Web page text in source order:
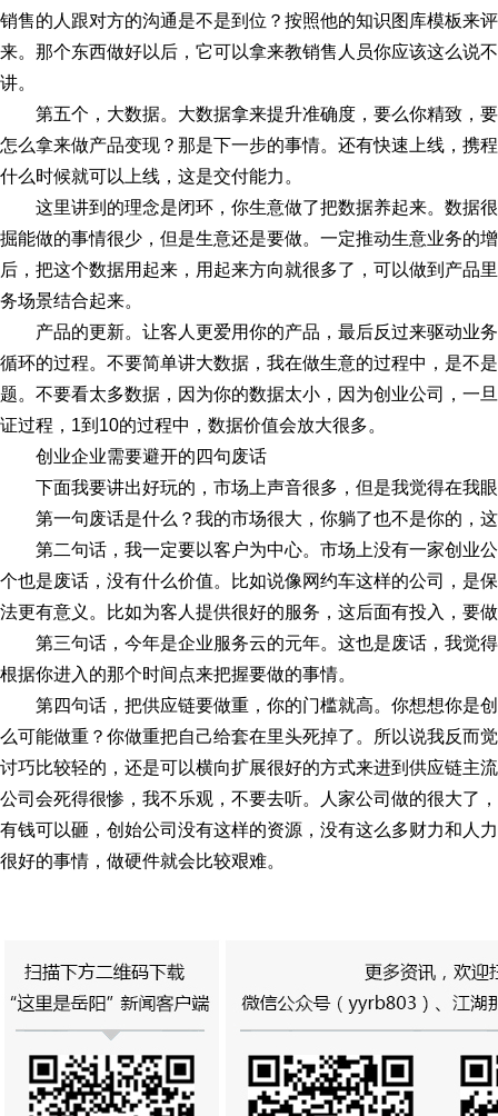
销售的人跟对方的沟通是不是到位？按照他的知识图库模板来
来。那个东西做好以后，它可以拿来教销售人员你应该这么说
讲。
第五个，大数据。大数据拿来提升准确度，要么你精致，
怎么拿来做产品变现？那是下一步的事情。还有快速上线，携
什么时候就可以上线，这是交付能力。
这里讲到的理念是闭环，你生意做了把数据养起来。数据
掘能做的事情很少，但是生意还是要做。一定推动生意业务的
后，把这个数据用起来，用起来方向就很多了，可以做到产品
务场景结合起来。
产品的更新。让客人更爱用你的产品，最后反过来驱动业
循环的过程。不要简单讲大数据，我在做生意的过程中，是不
题。不要看太多数据，因为你的数据太小，因为创业公司，一
证过程，1到10的过程中，数据价值会放大很多。
创业企业需要避开的四句废话
下面我要讲出好玩的，市场上声音很多，但是我觉得在我
第一句废话是什么？我的市场很大，你躺了也不是你的，
第二句话，我一定要以客户为中心。市场上没有一家创业
个也是废话，没有什么价值。比如说像网约车这样的公司，是
法更有意义。比如为客人提供很好的服务，这后面有投入，要
第三句话，今年是企业服务云的元年。这也是废话，我觉
根据你进入的那个时间点来把握要做的事情。
第四句话，把供应链要做重，你的门槛就高。你想想你是
么可能做重？你做重把自己给套在里头死掉了。所以说我反而
讨巧比较轻的，还是可以横向扩展很好的方式来进到供应链主
公司会死得很惨，我不乐观，不要去听。人家公司做的很大了
有钱可以砸，创始公司没有这样的资源，没有这么多财力和人
很好的事情，做硬件就会比较艰难。